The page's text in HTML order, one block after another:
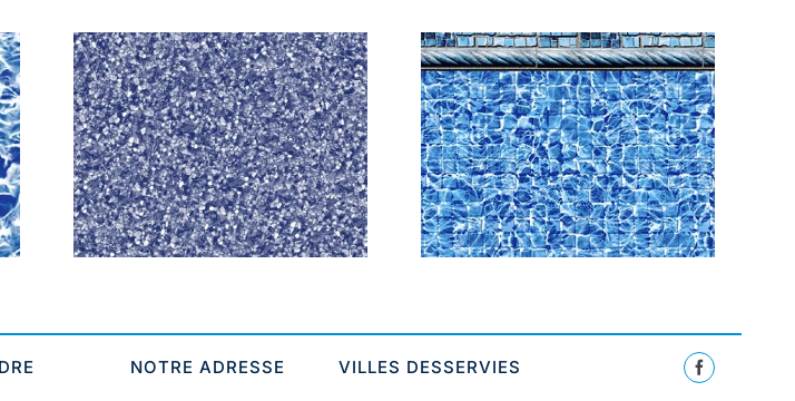
Summer River
White
White Full Print
NOTRE ADRESSE VILLES DESSERVIES